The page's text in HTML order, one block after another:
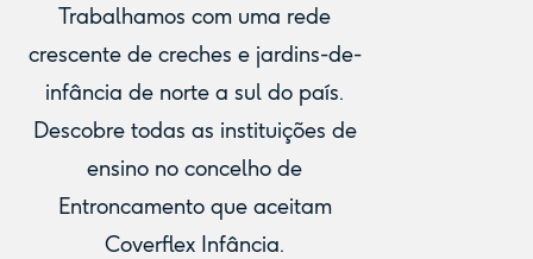
Trabalhamos com uma rede
crescente de creches e jardins-de-
infância de norte a sul do país.
Descobre todas as instituições de
ensino no concelho de
Entroncamento que aceitam
Coverflex Infância.